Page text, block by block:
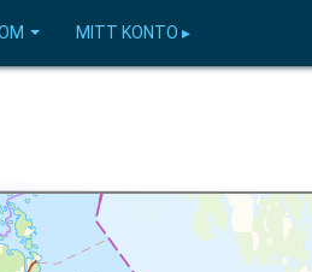
MITT KONTO ▸